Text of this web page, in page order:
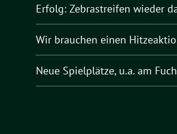
Erfolg: Zebrastreifen wieder
Wir brauchen einen
Neue Spielplätze, u.a. am